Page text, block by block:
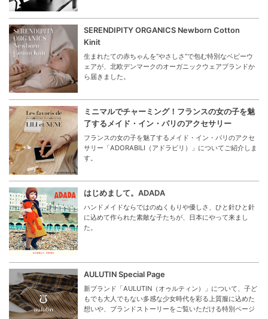
SERENDIPITY ORGANICS Newborn Cotton
Kinit
生まれたての赤ちゃんを“やさしさ”で包む特別なベビーウ
ェアが、北欧デンマークのオーガニックウェアブランドか
ら届きました。
ミニマルでチャーミング！フランスの女の子を魅
了するメイド・イン・パリのアクセサリー
フランスの女の子を魅了するメイド・イン・パリのアクセ
サリー「ADORABILI（アドラビリ）」についてご紹介しま
す。
はじめまして。ADADA
ハンドメイドならではのぬくもりや優しさ、ひと針ひと針
に込めて作られた素敵な子たちが、日本にやって来まし
た。
AULUTIN Special Page
新ブランド「AULUTIN（オゥルティン）」について、子ど
もでも大人でもない多感な少女時代を彩る上質服に込めた
想いや、ブランドストーリーをご覧いただける特別ページ